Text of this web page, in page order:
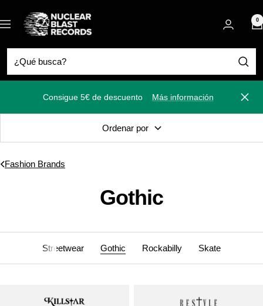
al
contenido
Navigación
Nuclear
Blast
0
Consigue 5€ de descuento Más información
Ordenar por
Fashion Brands
Gothic
Streetwear Gothic Rockabilly Skate